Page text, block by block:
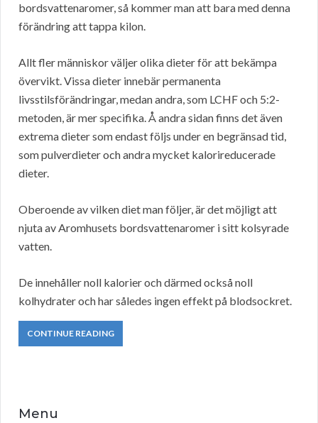
bordsvattenaromer, så kommer man att bara med denna
förändring att tappa kilon.
Allt fler människor väljer olika dieter för att bekämpa
övervikt. Vissa dieter innebär permanenta
livsstilsförändringar, medan andra, som LCHF och 5:2-
metoden, är mer specifika. Å andra sidan finns det även
extrema dieter som endast följs under en begränsad tid,
som pulverdieter och andra mycket kalorireducerade
dieter.
Oberoende av vilken diet man följer, är det möjligt att
njuta av Aromhusets bordsvattenaromer i sitt kolsyrade
vatten.
De innehåller noll kalorier och därmed också noll
kolhydrater och har således ingen effekt på blodsockret.
CONTINUE READING
Menu